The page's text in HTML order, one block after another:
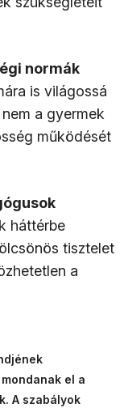
normák
is világossá
a gyermek
működését
háttérbe
tisztelet
a
el a
A szabályok